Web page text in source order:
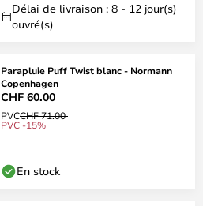
Délai de livraison : 8 - 12 jour(s)
ouvré(s)
Parapluie Puff Twist blanc - Normann
Copenhagen
CHF 60.00
PVCCHF 71.00
PVC -15%
En stock